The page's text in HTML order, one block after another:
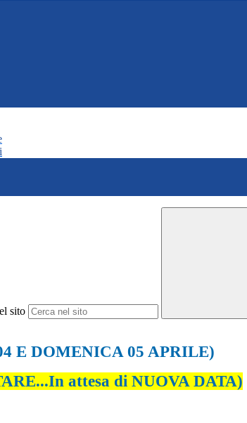
sito
E DOMENICA 05 APRILE)
attesa di NUOVA DATA)